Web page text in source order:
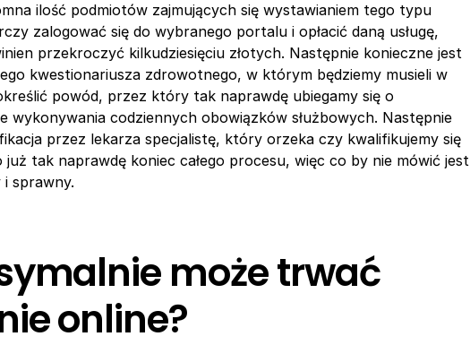
ilość podmiotów zajmujących się wystawianiem tego typu
zalogować się do wybranego portalu i opłacić daną usługę,
przekroczyć kilkudziesięciu złotych. Następnie konieczne jest
kwestionariusza zdrowotnego, w którym będziemy musieli w
powód, przez który tak naprawdę ubiegamy się o
wykonywania codziennych obowiązków służbowych. Następnie
przez lekarza specjalistę, który orzeka czy kwalifikujemy się
już tak naprawdę koniec całego procesu, więc co by nie mówić jest
sprawny.
może trwać
online?